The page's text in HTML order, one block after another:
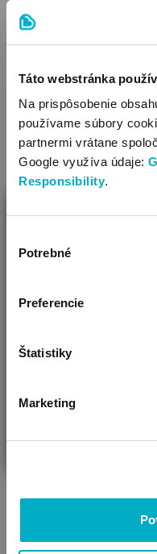
Táto webstránka
Na prispôsobenie
používame súbory
partnermi vrátane
Google využíva údaje:
Responsibility.
súhlasu
Potrebné
Preferencie
Štatistiky
Marketing
PHILIPS AVENT
Natural Response with
cumlíková fľaša
11.26 €